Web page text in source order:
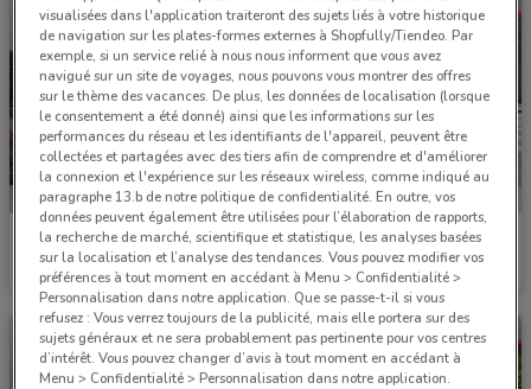
Toyota
Valable jusqu'au 27/01 2.6 km
Toyota
Valable jusqu'au 27/01
visualisées dans l'application traiteront des sujets liés à votre historique
de navigation sur les plates-formes externes à Shopfully/Tiendeo. Par
exemple, si un service relié à nous nous informent que vous avez
navigué sur un site de voyages, nous pouvons vous montrer des offres
sur le thème des vacances. De plus, les données de localisation (lorsque
le consentement a été donné) ainsi que les informations sur les
performances du réseau et les identifiants de l'appareil, peuvent être
collectées et partagées avec des tiers afin de comprendre et d'améliorer
la connexion et l'expérience sur les réseaux wireless, comme indiqué au
paragraphe 13.b de notre politique de confidentialité. En outre, vos
données peuvent également être utilisées pour l’élaboration de rapports,
la recherche de marché, scientifique et statistique, les analyses basées
sur la localisation et l’analyse des tendances. Vous pouvez modifier vos
préférences à tout moment en accédant à Menu > Confidentialité >
Personnalisation dans notre application. Que se passe-t-il si vous
refusez : Vous verrez toujours de la publicité, mais elle portera sur des
sujets généraux et ne sera probablement pas pertinente pour vos centres
d’intérêt. Vous pouvez changer d’avis à tout moment en accédant à
Menu > Confidentialité > Personnalisation dans notre application.